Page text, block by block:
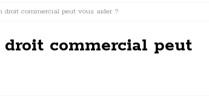
droit commercial peut vous aider ?
commercial peut